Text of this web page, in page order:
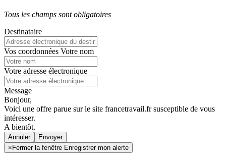
Tous les champs sont obligatoires
Destinataire
Vos coordonnées Votre nom
Votre adresse électronique
Message
Bonjour,
Voici une offre parue sur le site francetravail.fr susceptible de vous
intéresser.
A bientôt.
Annuler
× Fermer la fenêtre Enregistrer mon alerte